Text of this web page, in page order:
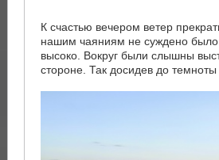
К счастью вечером ветер
нашим чаяниям не суждено было
высоко. Вокруг были слышны
стороне. Так досидев до